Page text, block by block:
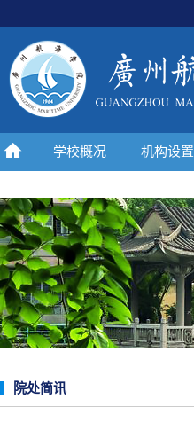
学校概况 机构设置
院处简讯